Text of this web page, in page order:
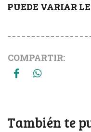
PUEDE VARIAR
COMPARTIR:
También te